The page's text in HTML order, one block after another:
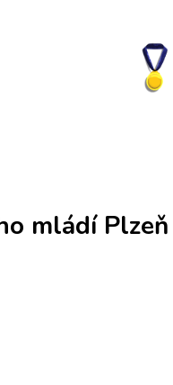
párů
mládí Plzeň